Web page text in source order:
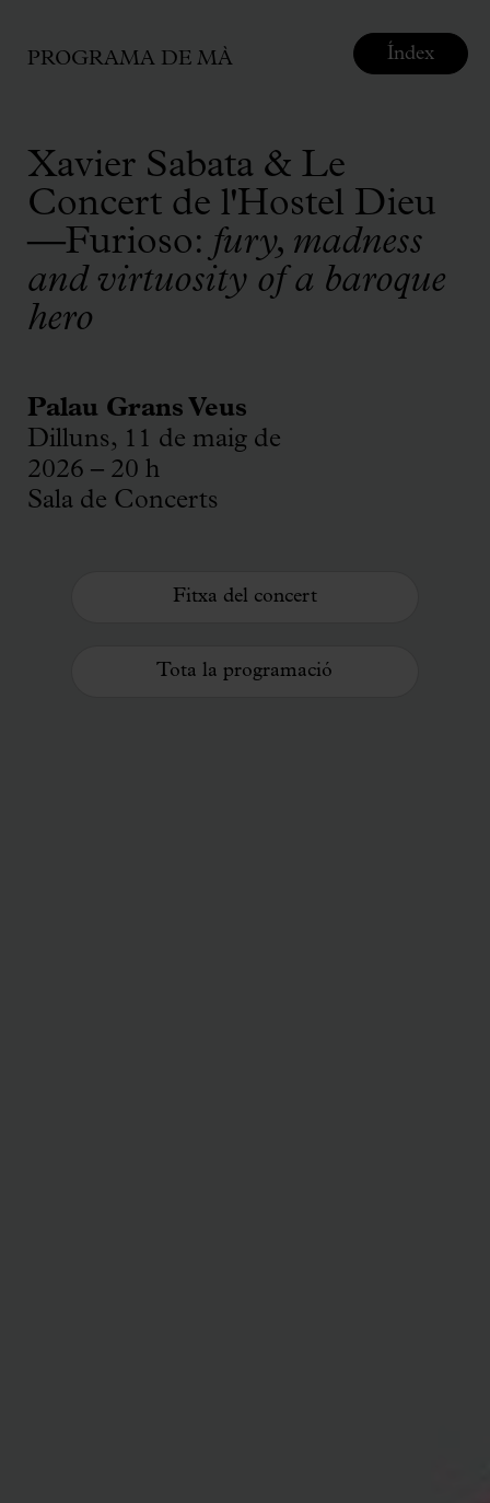
PROGRAMA DE MÀ
Xavier Sabata & Le
Concert de l'Hostel Dieu
—Furioso: fury, madness
and virtuosity of a baroque
hero
Palau Grans Veus
Dilluns, 11 de maig de
2026 – 20 h
Sala de Concerts
Fitxa del concert
Tota la programació
Índex